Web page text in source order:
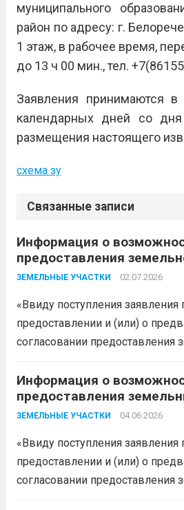
муниципального
район по адресу: г.
1 этаж, в рабочее время,
до 13 ч 00 мин., тел.
Заявления принимаются в
календарных дней со дня
размещения настоящего
схема зу
Связанные записи
Информация о
предоставления
ЗЕМЕЛЬНЫЕ УЧАСТКИ 02.07.2026
«Ввиду поступления заявления
предоставлении и (или) о
согласовании предоставления
Белореченский муниципальный
Краснодарского края в
39.18 ЗК РФ информирует о
Информация о
предоставления
ЗЕМЕЛЬНЫЕ УЧАСТКИ 04.06.2026
«Ввиду поступления заявления
предоставлении и (или) о
согласовании предоставления